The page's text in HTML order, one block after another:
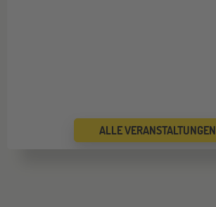
ALLE VERANSTALTUNGEN